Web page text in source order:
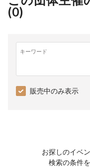
(0)
キーワード
販売中のみ表示
お探しのイベ
検索の条件